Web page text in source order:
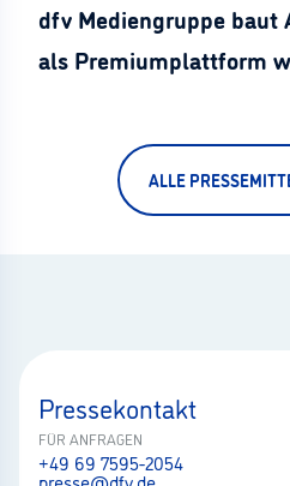
dfv Mediengruppe baut
als Premiumplattform
ALLE
Pressekontakt
FÜR ANFRAGEN
+49 69 7595-2054